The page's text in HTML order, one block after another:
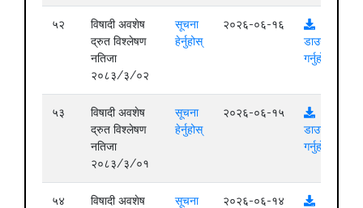
५२
विषादी अवशेष
द्रुत विश्लेषण
नतिजा
२०८३/३/०२
सूचना
हेर्नुहोस्
२०२६-०६-१६
डाउनलोड
गर्नुहोस्
५३
विषादी अवशेष
द्रुत विश्लेषण
नतिजा
२०८३/३/०१
सूचना
हेर्नुहोस्
२०२६-०६-१५
डाउनलोड
गर्नुहोस्
५४
विषादी अवशेष
सूचना
२०२६-०६-१४